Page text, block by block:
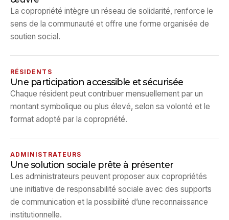
La copropriété intègre un réseau de solidarité, renforce le
sens de la communauté et offre une forme organisée de
soutien social.
RÉSIDENTS
Une participation accessible et sécurisée
Chaque résident peut contribuer mensuellement par un
montant symbolique ou plus élevé, selon sa volonté et le
format adopté par la copropriété.
ADMINISTRATEURS
Une solution sociale prête à présenter
Les administrateurs peuvent proposer aux copropriétés
une initiative de responsabilité sociale avec des supports
de communication et la possibilité d’une reconnaissance
institutionnelle.